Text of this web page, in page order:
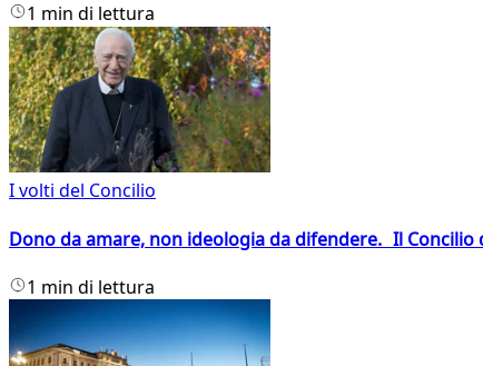
1 min di lettura
I volti del Concilio
Dono da amare, non ideologia da difendere. Il Concilio
1 min di lettura